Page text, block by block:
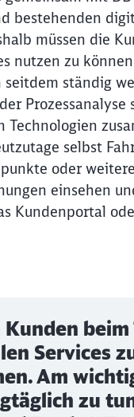
bestehenden
müssen die
nutzen zu
ständig
Prozessanalyse
selbst
oder
einsehen
Kundenportal
beim
Services
Am
zu